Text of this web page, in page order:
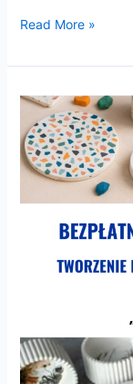
Read More »
Zapraszamy
ponownie
do
udziału
warsztatach
ekologicznych